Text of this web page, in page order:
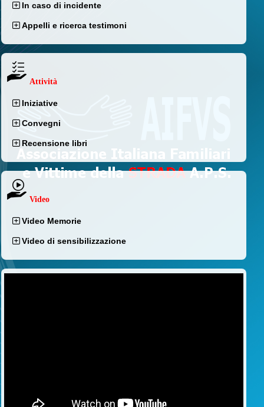
In caso di incidente
Appelli e ricerca testimoni
Attività
Iniziative
Convegni
Recensione libri
Video
Video Memorie
Video di sensibilizzazione